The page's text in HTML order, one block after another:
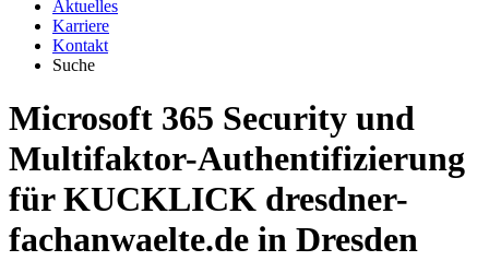
Aktuelles
Karriere
Kontakt
Suche
Microsoft 365 Security und
Multifaktor-Authentifizierung
fürKUCKLICK dresdner-
fachanwaelte.de in Dresden